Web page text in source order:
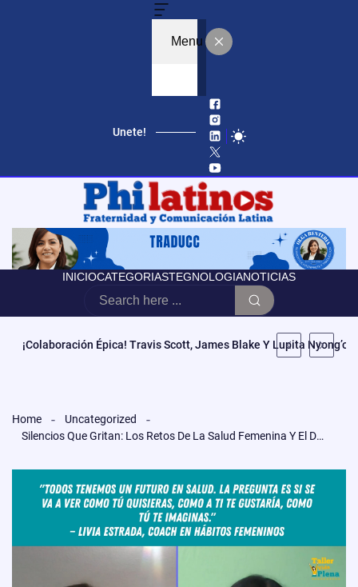
Menu
Unete!
INICIOCATEGORIASTEGNOLOGIANOTICIAS
Educación, Autonomía Y Poder Cívico: El Modelo De CCATE Que
Home
Uncategorized
Silencios Que Gritan: Los Retos De La Salud Femenina Y El Declive Hormonal En La Mediana Edad